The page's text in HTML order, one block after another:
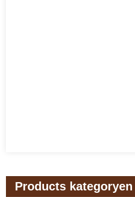
Products kategoryen